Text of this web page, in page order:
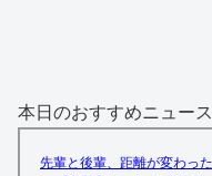
本日のおすすめニュース